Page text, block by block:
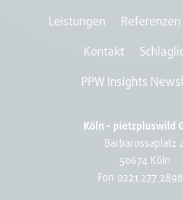
Leistungen Referenzen
Kontakt
PPW Insights
Köln - pietzpluswild
Barbarossaplatz
50674 Köln
Fon 0221 277